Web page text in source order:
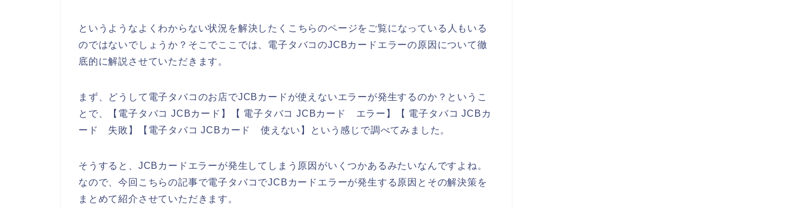
というようなよくわからない状況を解決したくこちらのページをご覧になっている人もいる
のではないでしょうか？そこでここでは、電子タバコのJCBカードエラーの原因について徹
底的に解説させていただきます。
まず、どうして電子タバコのお店でJCBカードが使えないエラーが発生するのか？というこ
とで、【電子タバコ JCBカード】【 電子タバコ JCBカード エラー】【 電子タバコ JCBカ
ード 失敗】【電子タバコ JCBカード 使えない】という感じで調べてみました。
そうすると、JCBカードエラーが発生してしまう原因がいくつかあるみたいなんですよね。
なので、今回こちらの記事で電子タバコでJCBカードエラーが発生する原因とその解決策を
まとめて紹介させていただきます。